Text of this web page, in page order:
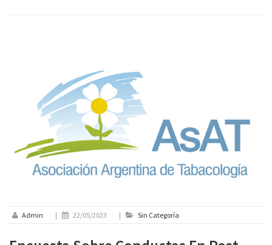
Admin | 22/05/2023 | Sin Categoría